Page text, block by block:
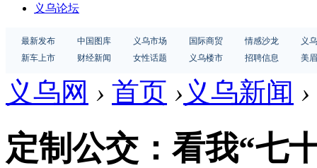
义乌论坛
最新发布 中国图库 义乌市场 国际商贸 情感沙龙
义
新车上市
财经新闻 女性话题 义乌楼市 招聘信息 美
义乌网 › 首页 › 义乌新闻 ›
定制公交：看我“七